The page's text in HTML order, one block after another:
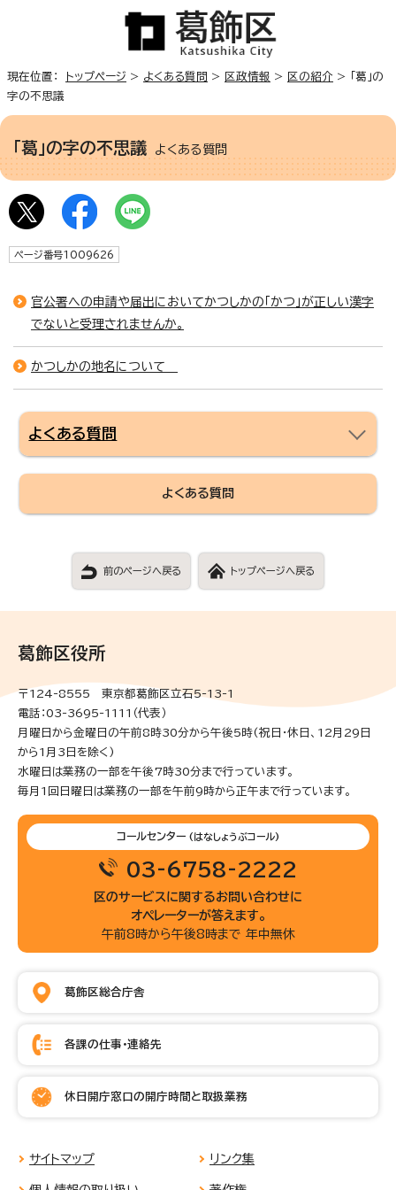
現在位置： トップページ > よくある質問 > 区政情報 > 区の紹介 > 「葛」の
字の不思議
「葛」の字の不思議 よくある質問
ページ番号1009626
官公署への申請や届出においてかつしかの「かつ」が正しい漢字
でないと受理されませんか。
かつしかの地名について
よくある質問
よくある質問
前のページへ戻る トップページへ戻る
葛飾区役所
〒124-8555 東京都葛飾区立石5-13-1
電話：03-3695-1111（代表）
月曜日から金曜日の午前8時30分から午後5時(祝日・休日、12月29日
から1月3日を除く)
水曜日は業務の一部を午後7時30分まで行っています。
毎月1回日曜日は業務の一部を午前9時から正午まで行っています。
コールセンター (はなしょうぶコール)
03-6758-2222
区のサービスに関するお問い合わせに
オペレーターが答えます。
午前8時から午後8時まで 年中無休
葛飾区総合庁舎
各課の仕事・連絡先
休日開庁窓口の開庁時間と取扱業務
サイトマップ リンク集